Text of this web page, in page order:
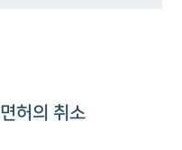
허의 취소